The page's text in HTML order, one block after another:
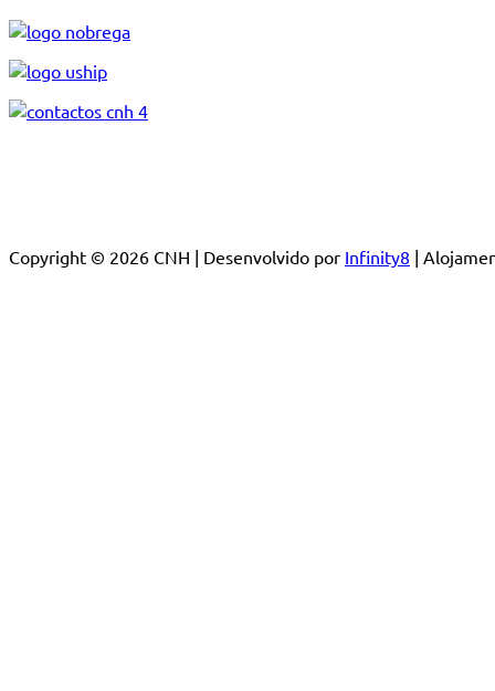
Copyright © 2026 CNH | Desenvolvido por Infinity8 |